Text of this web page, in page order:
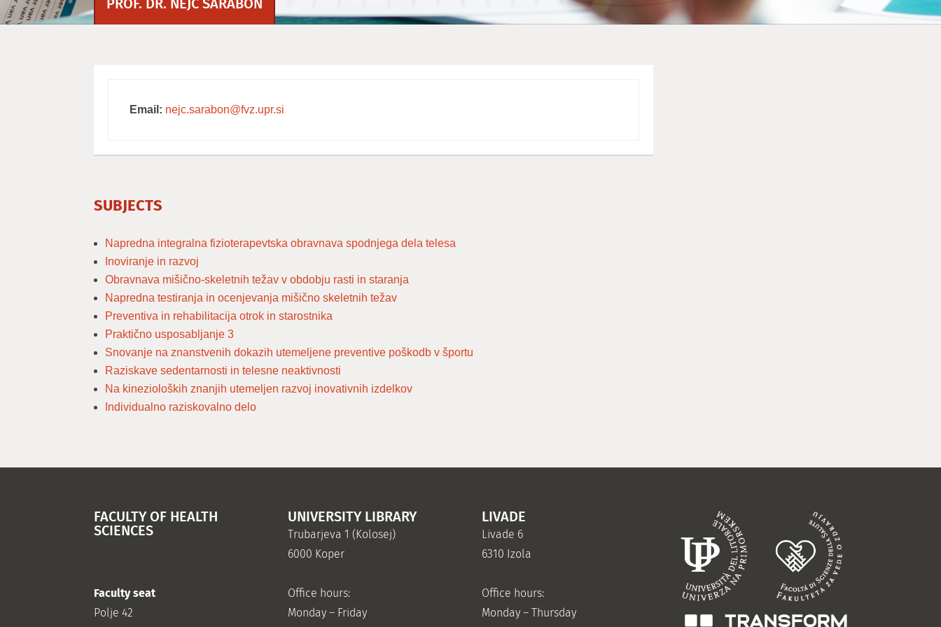
PROF. DR. NEJC ŠARABON
Email: nejc.sarabon@fvz.upr.si
SUBJECTS
Napredna integralna fizioterapevtska obravnava spodnjega dela telesa
Inoviranje in razvoj
Obravnava mišično-skeletnih težav v obdobju rasti in staranja
Napredna testiranja in ocenjevanja mišično skeletnih težav
Preventiva in rehabilitacija otrok in starostnika
Praktično usposabljanje 3
Snovanje na znanstvenih dokazih utemeljene preventive poškodb v športu
Raziskave sedentarnosti in telesne neaktivnosti
Na kinezioloških znanjih utemeljen razvoj inovativnih izdelkov
Individualno raziskovalno delo
FACULTY OF HEALTH
SCIENCES
Faculty seat
Polje 42
UNIVERSITY LIBRARY
Trubarjeva 1 (Kolosej)
6000 Koper
Office hours:
Monday – Friday
LIVADE
Livade 6
6310 Izola
Office hours:
Monday – Thursday